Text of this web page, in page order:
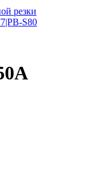
резки
S80